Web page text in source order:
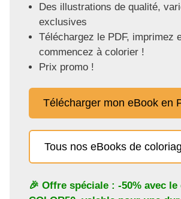
Des illustrations de qualité,
exclusives
Téléchargez le PDF, imprimez
commencez à colorier !
Prix promo !
Télécharger mon eBook en
Tous nos eBooks de
🎉 Offre spéciale : -50% avec le